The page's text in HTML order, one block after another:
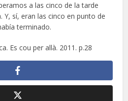
a las cinco de la tarde
Y, sí, eran las cinco en punto de
terminado.
Es cou per allà. 2011. p.28